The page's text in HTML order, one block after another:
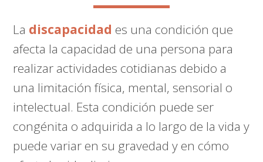
La discapacidad es una condición que
afecta la capacidad de una persona para
realizar actividades cotidianas debido a
una limitación física, mental, sensorial o
intelectual. Esta condición puede ser
congénita o adquirida a lo largo de la vida y
puede variar en su gravedad y en cómo